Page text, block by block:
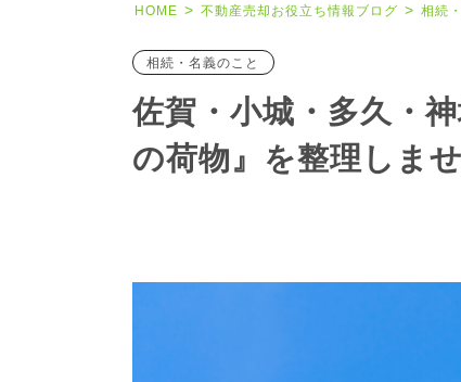
HOME 不動産売却お役立ち情報ブログ 相続
相続・名義のこと
佐賀・小城・多久・
の荷物』を整理しま